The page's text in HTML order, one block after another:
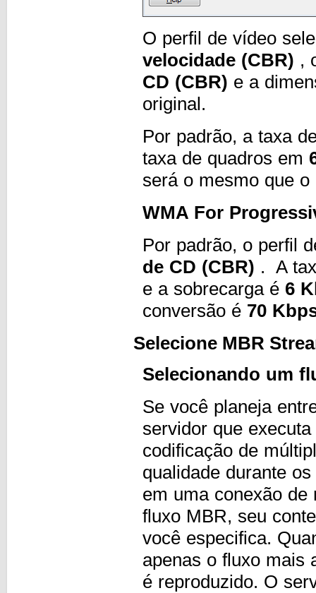
O perfil de vídeo
velocidade (CBR) ,
CD (CBR) e a
original.
Por padrão, a taxa
taxa de quadros em
será o mesmo que
WMA For
Por padrão, o perfil
de CD (CBR) . A
e a sobrecarga é 6
conversão é 70
Selecione MBR
Selecionando um
Se você planeja
servidor que
codificação de
qualidade durante
em uma conexão
fluxo MBR, seu
você especifica.
apenas o fluxo mais
é reproduzido. O